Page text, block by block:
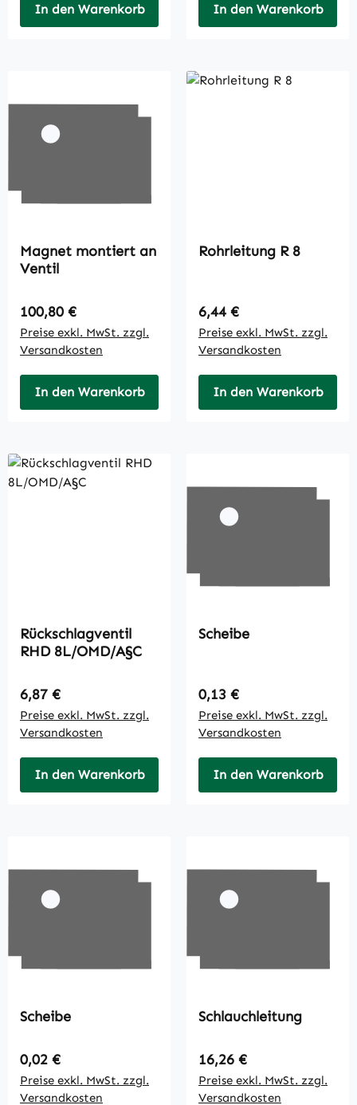
In den Warenkorb In den Warenkorb
Magnet montiert an
Ventil
Regulärer Preis:
100,80 €
Preise exkl. MwSt. zzgl.
Versandkosten
In den Warenkorb
Rohrleitung R 8
Regulärer Preis:
6,44 €
Preise exkl. MwSt. zzgl.
Versandkosten
In den Warenkorb
Rückschlagventil
RHD 8L/OMD/A§C
Regulärer Preis:
6,87 €
Preise exkl. MwSt. zzgl.
Versandkosten
In den Warenkorb
Scheibe
Regulärer Preis:
0,13 €
Preise exkl. MwSt. zzgl.
Versandkosten
In den Warenkorb
Scheibe
Regulärer Preis:
0,02 €
Preise exkl. MwSt. zzgl.
Versandkosten
Schlauchleitung
Regulärer Preis:
16,26 €
Preise exkl. MwSt. zzgl.
Versandkosten